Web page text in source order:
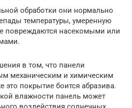
обработки они нормально
температуры, умеренную
повреждаются насекомыми или
в том, что панели
механическим и химическим
это покрытие боится абразива.
влажности панель может